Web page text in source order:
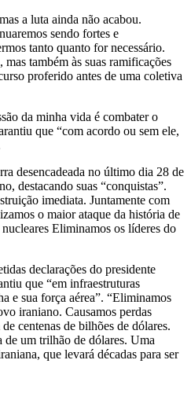
a luta ainda não acabou.
sendo fortes e
tanto quanto for necessário.
também às suas ramificações
proferido antes de uma coletiva
da minha vida é combater o
que “com acordo ou sem ele,
desencadeada no último dia 28 de
destacando suas “conquistas”.
imediata. Juntamente com
o maior ataque da história de
Eliminamos os líderes do
declarações do presidente
que “em infraestruturas
e sua força aérea”. “Eliminamos
iraniano. Causamos perdas
centenas de bilhões de dólares.
de um trilhão de dólares. Uma
que levará décadas para ser